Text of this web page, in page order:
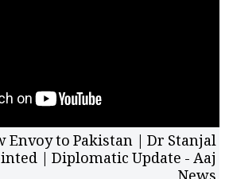
Envoy to Pakistan | Dr Stanjal
| Diplomatic Update - Aaj